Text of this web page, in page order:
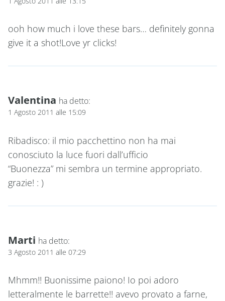
ooh how much i love these bars… definitely gonna
give it a shot!Love yr clicks!
Valentina ha detto:
1 Agosto 2011 alle 15:09
Ribadisco: il mio pacchettino non ha mai
conosciuto la luce fuori dall’ufficio
“Buonezza” mi sembra un termine appropriato.
grazie! : )
Marti ha detto:
3 Agosto 2011 alle 07:29
Mhmm!! Buonissime paiono! Io poi adoro
letteralmente le barrette!! avevo provato a farne,